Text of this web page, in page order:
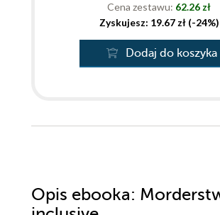
Cena zestawu: 62.26 zł
Zyskujesz: 19.67 zł (-24%)
Dodaj do koszyka
Opis ebooka: